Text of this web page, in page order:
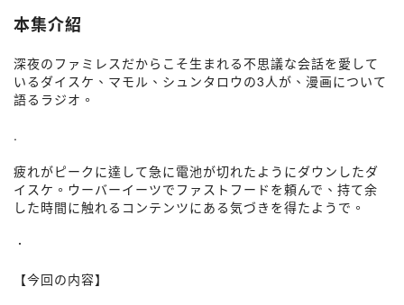
本集介紹
深夜のファミレスだからこそ生まれる不思議な会話を愛して
いるダイスケ、マモル、シュンタロウの3人が、漫画について
語るラジオ。
.
疲れがピークに達して急に電池が切れたようにダウンしたダ
イスケ。ウーバーイーツでファストフードを頼んで、持て余
した時間に触れるコンテンツにある気づきを得たようで。
．
【今回の内容】